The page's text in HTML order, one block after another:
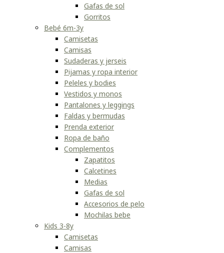
Gafas de sol
Gorritos
Bebé 6m-3y
Camisetas
Camisas
Sudaderas y jerseis
Pijamas y ropa interior
Peleles y bodies
Vestidos y monos
Pantalones y leggings
Faldas y bermudas
Prenda exterior
Ropa de baño
Complementos
Zapatitos
Calcetines
Medias
Gafas de sol
Accesorios de pelo
Mochilas bebe
Kids 3-8y
Camisetas
Camisas